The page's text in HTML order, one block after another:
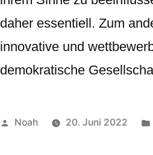
daher essentiell. Zum
innovative und
demokratische
Veröffentlicht
Noah 20. Juni 2022